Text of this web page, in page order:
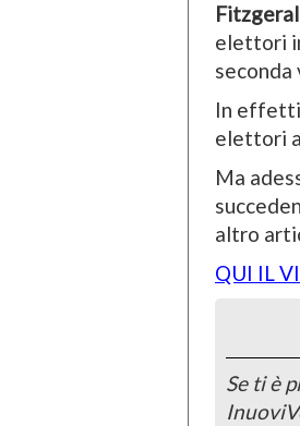
elettori
seconda
In effetti
elettori
Ma
altro
QUI IL
Se ti è